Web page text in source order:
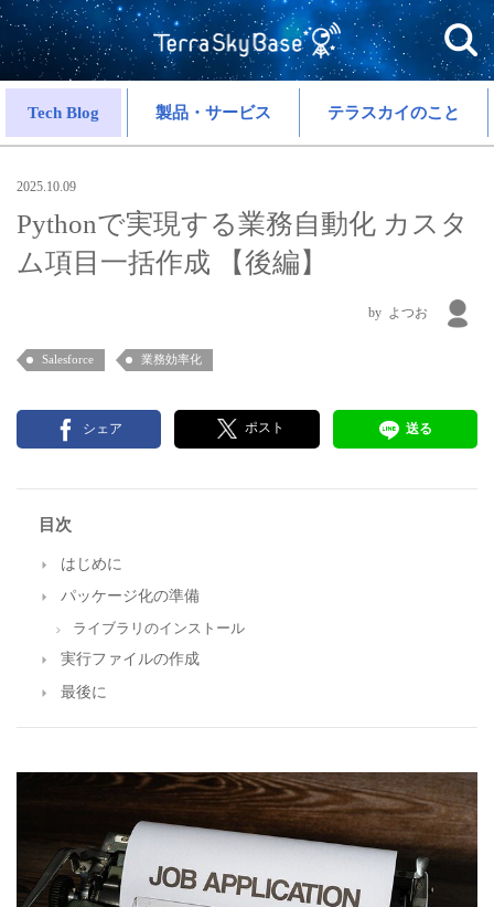
Tech Blog 製品・サービス テラスカイのこと
2025.10.09
Pythonで実現する業務自動化 カスタ
ム項目一括作成 【後編】
よつお
Salesforce 業務効率化
シェア ポスト 送る
目次
はじめに
パッケージ化の準備
ライブラリのインストール
実行ファイルの作成
最後に